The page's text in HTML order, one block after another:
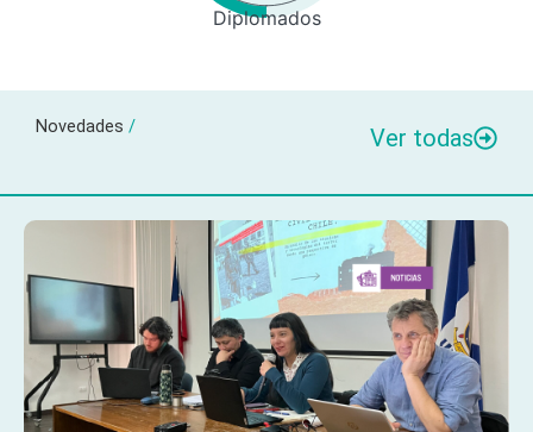
Diplomados
Novedades / Ver todas